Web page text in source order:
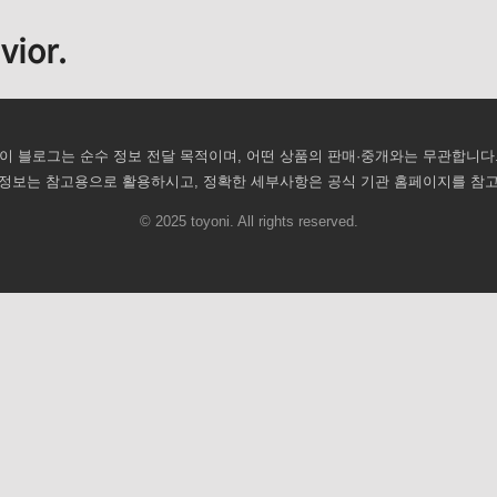
블로그는 순수 정보 전달 목적이며, 어떤 상품의 판매·중개와는 무관합니다.
보는 참고용으로 활용하시고, 정확한 세부사항은 공식 기관 홈페이지를 참
© 2025 toyoni. All rights reserved.